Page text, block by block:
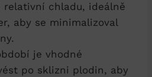
relativní chladu, ideálně
aby se minimalizoval
je vhodné
po sklizni plodin, aby